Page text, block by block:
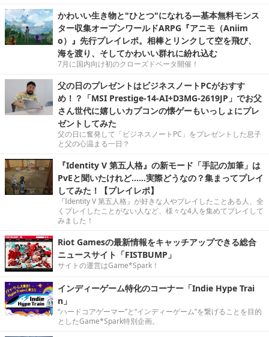
かわいい生き物と"ひとつ"になれる―基本無料モンス
ター収集オープンワールドARPG『アニモ（Aniim
o）』先行プレイレポ。相棒とリンクして空を飛び、
海を渡り、そしてかわいい群れに紛れ込む
7月に国内向け初のクローズドベータ開催！
父の日のプレゼントはビジネスノートPCがおすす
め！？「MSI Prestige-14-AI+D3MG-2619JP」でお父
さん世代に嬉しいカプコンの懐ゲーもいっしょにプレ
ゼントしてみた
父の日に奮発して「ビジネスノートPC」をプレゼントした息子
と父の心温まる一日？
『Identity V 第五人格』の新モード「手記の加筆」は
PvEと聞いたけれど……実際どうなの？集まってプレイ
してみた！【プレイレポ】
『Identity V 第五人格』が好きな人やプレイしたことある人、全
くプレイしたことがない人など、様々な4人を集めてプレイして
みました！
Riot Gamesの最新情報をキャッチアップできる総合
ニュースサイト「FISTBUMP」
サイトの運営はGame*Spark！
インディーゲーム特化のコーナー「Indie Hype Trai
n」
“ハードコアゲーマー”と“インディーゲーム”を繋げることを目的
としたGame*Spark特別企画。